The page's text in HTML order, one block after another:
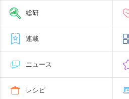
総研
連載
ニュース
レシピ